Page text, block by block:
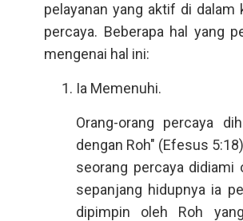
pelayanan yang aktif di dalam
percaya. Beberapa hal yang
mengenai hal ini:
Ia Memenuhi.
Orang-orang percaya
dengan Roh" (Efesus
seorang percaya didiami
sepanjang hidupnya ia
dipimpin oleh Roh